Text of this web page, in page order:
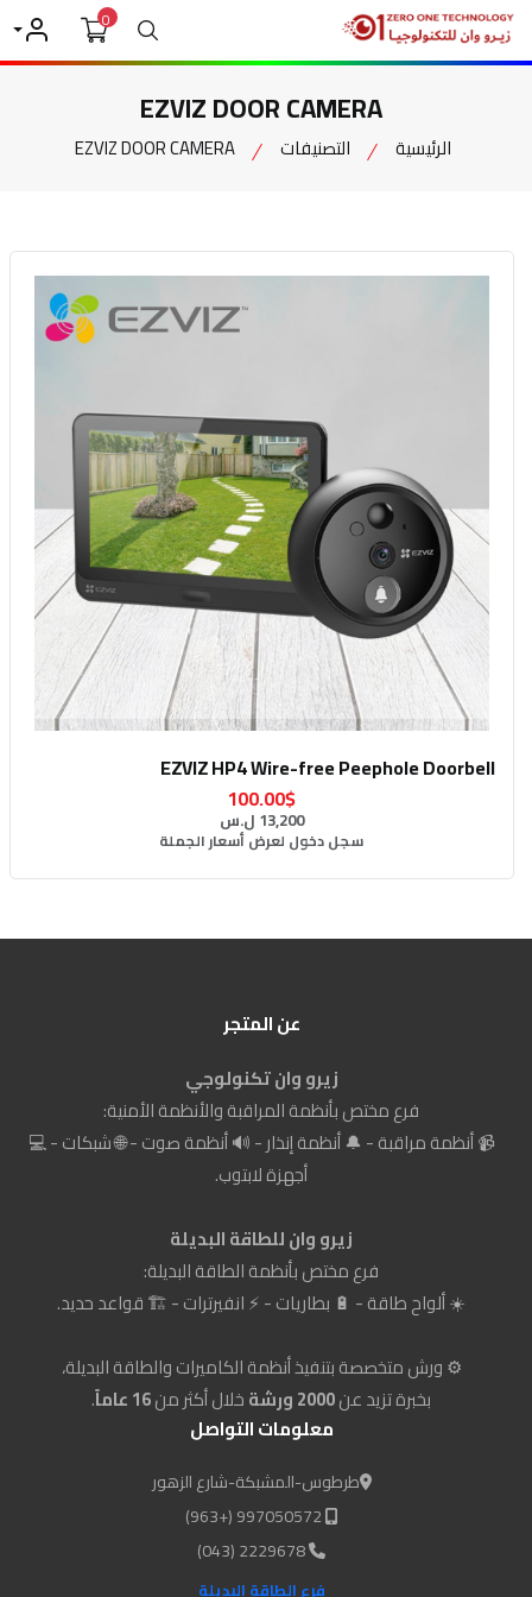
بحث0
حسابي
EZVIZ DOOR CAMERA
الرئيسية التصنيفات EZVIZ DOOR CAMERA
EZVIZ HP4 Wire-free Peephole Doorbell
100.00$
13,200 ل.س
سجل دخول لعرض أسعار الجملة
عن المتجر
زيرو وان تكنولوجي
فرع مختص بأنظمة المراقبة والأنظمة الأمنية:
📹 أنظمة مراقبة - 🔔 أنظمة إنذار - 🔊 أنظمة صوت - 🌐 شبكات - 💻
أجهزة لابتوب.
زيرو وان للطاقة البديلة
فرع مختص بأنظمة الطاقة البديلة:
☀️ ألواح طاقة - 🔋 بطاريات - ⚡ انفيرترات - 🏗️ قواعد حديد.
⚙️ ورش متخصصة بتنفيذ أنظمة الكاميرات والطاقة البديلة،
بخبرة تزيد عن2000 ورشة خلال أكثر من16 عاماً
.
معلومات التواصل
طرطوس-المشبكة-شارع الزهور
2229678 (043)
فرع الطاقة البديلة